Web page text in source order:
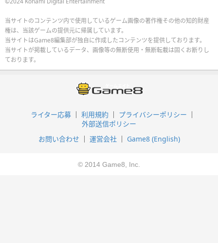
当サイトのコンテンツ内で使用しているゲーム画像の著作権その他の知的財産
権は、当該ゲームの提供元に帰属しています。
当サイトはGame8編集部が独自に作成したコンテンツを提供しております。
当サイトが掲載しているデータ、画像等の無断使用・無断転載は固くお断りし
ております。
ライター応募 利用規約
プライバシーポリシー
外部送信ポリシー
お問い合わせ
運営会社 Game8 (English)
© 2014 Game8, Inc.